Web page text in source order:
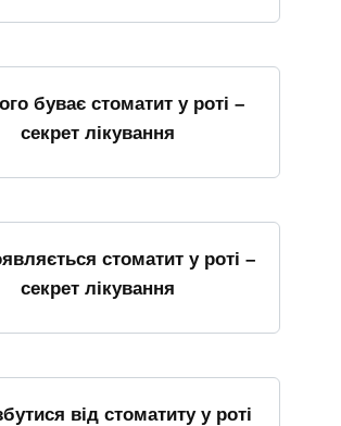
буває стоматит у роті –
секрет лікування
стоматит у роті –
секрет лікування
від стоматиту у роті